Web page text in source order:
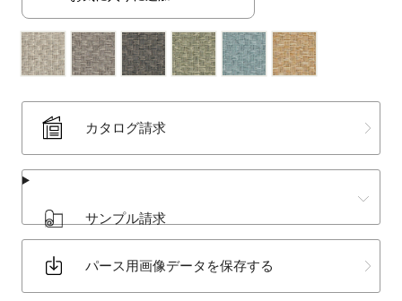
｜
カ
ー
テ
ン・
カ
ト・
グ・
床
カタログ請求
サンプル請求
パース用画像データを保存する